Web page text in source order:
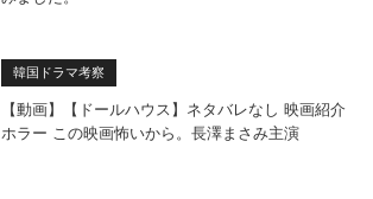
韓国ドラマ考察
【動画】【ドールハウス】ネタバレなし 映画紹介
ホラー この映画怖いから。長澤まさみ主演